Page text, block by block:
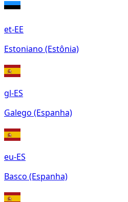
et-EE
Estoniano (Estônia)
gl-ES
Galego (Espanha)
eu-ES
Basco (Espanha)